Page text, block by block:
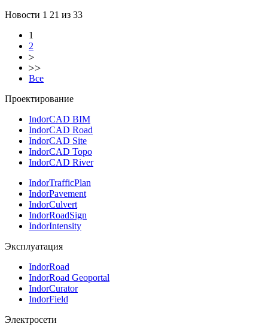
Новости 1 21 из 33
1
2
Все
Проектирование
IndorCAD BIM
IndorCAD Road
IndorCAD Site
IndorCAD Topo
IndorCAD River
IndorTrafficPlan
IndorPavement
IndorCulvert
IndorRoadSign
IndorIntensity
Эксплуатация
IndorRoad
IndorRoad Geoportal
IndorCurator
IndorField
Электросети